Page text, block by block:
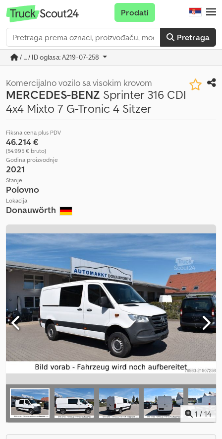
Pretraga
Prodati
/ ... / ID oglasa: A219-07-258
Komercijalno vozilo sa visokim krovom
MERCEDES-BENZ Sprinter 316 CDI
4x4 Mixto 7 G-Tronic 4 Sitzer
Fiksna cena plus PDV
46.214 €
(54.995 € bruto)
Godina proizvodnje
2021
Stanje
Polovno
Lokacija
Donauwörth
1 /14